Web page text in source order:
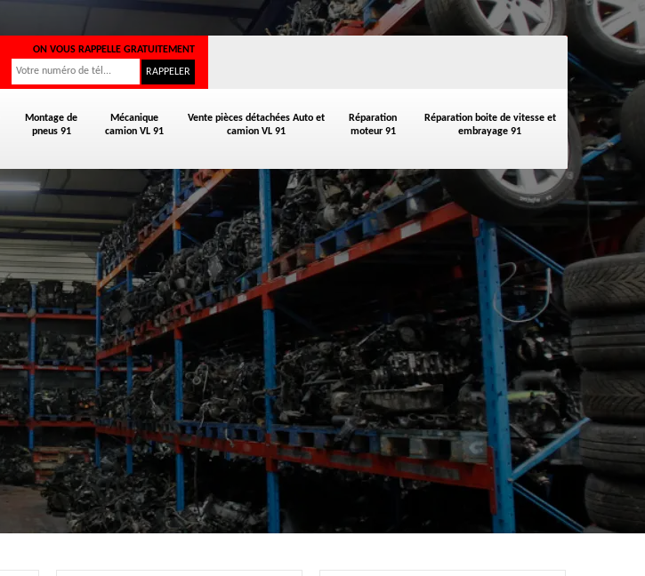
Montage de
pneus 91
Mécanique
camion VL 91
Vente pièces détachées Auto et
camion VL 91
Réparation
moteur 91
Réparation boite de vitesse et
embrayage 91
ON VOUS RAPPELLE GRATUITEMENT